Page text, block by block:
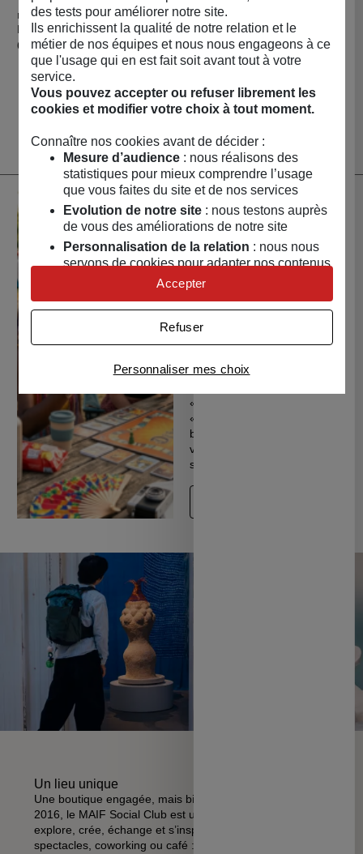
MYVARIATIONS
Brosse à dents électrique
Prix
69,00 €
Acheter Brosse à dents électrique
Afficher plus de produits
A lire sur le blog
Top 7 des
objets à
emporter avec
soi en vacances
Chaque année, au moment
de faire ses bagages pour le
grandes vacances, les trois
« Qu’est-ce que j’emporte ? »,
« De quoi aurais-je réellement
besoin ? », « Qu’est-ce que je
vais vraiment utiliser une fois
sur place ? ». C’est…
Un lieu unique
Une boutique engagée, mais bien plus encore ! Depuis
2016, le MAIF Social Club est un lieu de vie où l’on
explore, crée, échange et s’inspire. Expos, ateliers,
spectacles, coworking ou café : tout y est ouvert à toutes
des tests pour améliorer notre site.
Ils enrichissent la qualité de notre relation et le
métier de nos équipes et nous nous engageons à ce
que l'usage qui en est fait soit avant tout à votre
service.
Vous pouvez accepter ou refuser librement les
cookies et modifier votre choix à tout moment.
Connaître nos cookies avant de décider :
Mesure d’audience: nous réalisons des
statistiques pour mieux comprendre l’usage
que vous faites du site et de nos services
Evolution de notre site: nous testons auprès
de vous des améliorations de notre site
Personnalisation de la relation : nous nous
servons de cookies pour adapter nos contenus
et personnaliser nos offres
Univers publicitaire: nous utilisons avec nos
publicités personnalisées
Personnaliser mes choix
Refuser
Accepter